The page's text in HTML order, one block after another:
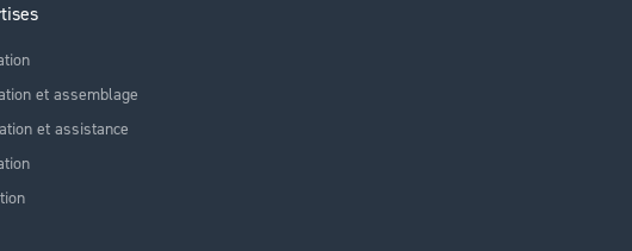
et assemblage
et assistance